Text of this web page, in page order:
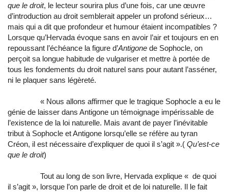
que le droit, le lecteur sourira plus d’une fois, car une œuvre
d’introduction au droit semblerait appeler un profond sérieux…
mais qui a dit que profondeur et humour étaient incompatibles ?
Lorsque qu’Hervada évoque sans en avoir l’air et toujours en en
repoussant l’échéance la figure d’Antigone de Sophocle, on
perçoit sa longue habitude de vulgariser et mettre à portée de
tous les fondements du droit naturel sans pour autant l’asséner,
ni le plaquer sans légèreté.
« Nous allons affirmer que le tragique Sophocle a eu le
génie de laisser dans Antigone un témoignage impérissable de
l’existence de la loi naturelle. Mais avant de payer l’inévitable
tribut à Sophocle et Antigone lorsqu’elle se réfère au tyran
Créon, il est nécessaire d’expliquer de quoi il s’agit ».( Qu’est-ce
que le droit)
Tout au long de son livre, Hervada explique « de quoi
il s’agit », lorsque l’on parle de droit et de loi naturelle. Il le fait